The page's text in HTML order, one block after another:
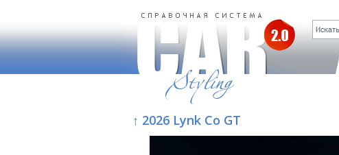
↑ 2026 Lynk Co GT